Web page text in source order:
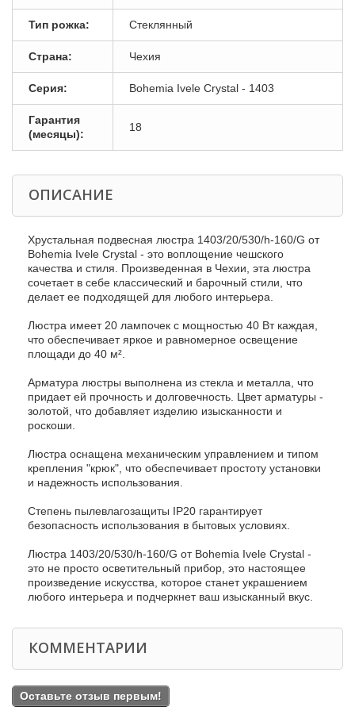
Тип рожка: Стеклянный
Страна: Чехия
Серия: Bohemia Ivele Crystal - 1403
Гарантия
(месяцы):
18
ОПИСАНИЕ
Хрустальная подвесная люстра 1403/20/530/h-160/G от
Bohemia Ivele Crystal - это воплощение чешского
качества и стиля. Произведенная в Чехии, эта люстра
сочетает в себе классический и барочный стили, что
делает ее подходящей для любого интерьера.
Люстра имеет 20 лампочек с мощностью 40 Вт каждая,
что обеспечивает яркое и равномерное освещение
площади до 40 м².
Арматура люстры выполнена из стекла и металла, что
придает ей прочность и долговечность. Цвет арматуры -
золотой, что добавляет изделию изысканности и
роскоши.
Люстра оснащена механическим управлением и типом
крепления "крюк", что обеспечивает простоту установки
и надежность использования.
Степень пылевлагозащиты IP20 гарантирует
безопасность использования в бытовых условиях.
Люстра 1403/20/530/h-160/G от Bohemia Ivele Crystal -
это не просто осветительный прибор, это настоящее
произведение искусства, которое станет украшением
любого интерьера и подчеркнет ваш изысканный вкус.
КОММЕНТАРИИ
Оставьте отзыв первым!